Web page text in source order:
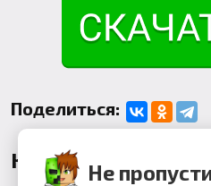
Поделиться:
Комментарии
Не